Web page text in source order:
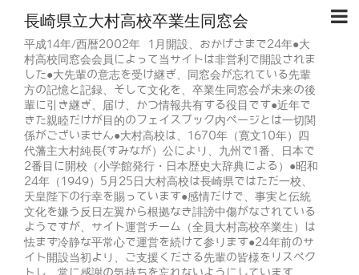
長崎県立大村高校卒業生同窓会
平成14年/西暦2002年 1月開設、おかげさまで24年●大
村高校同窓会会員によって当サイトは非営利で開設されま
した●大先輩の意志を受け継ぎ、同窓会が忘れている先輩
方の記憶と記録、そして文化を、卒業生同窓会が未来の後
輩に引き継ぎ、届け、かつ情報共有する役目です●近年で
きた親睦だけが目的のフェイスブック内ページとは一切関
係がございません●大村高校は、1670年（寛文10年）四
代藩主大村純長(すみなが）公により、九州で1番、日本で
2番目に開校（小学館発行・日本歴史大辞典による）●昭和
24年（1949）5月25日大村高校は長崎県ではただ一校、
天皇陛下の行幸を賜っています●感情だけで、事実と伝統
文化を嫌う反日左翼から根拠なき誹謗中傷がなされている
ようですが、サイト運営チーム（全員大村高校卒業生）は
怯まず冷静な平常心で運営を続けて参ります●24年前のサ
イト開設当初より、ご支援くださる先輩の皆様をリスペク